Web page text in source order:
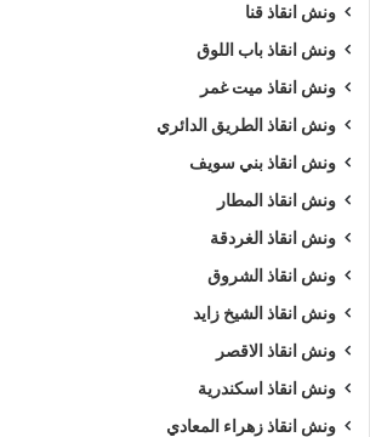
ونش انقاذ قنا
ونش انقاذ باب اللوق
ونش انقاذ ميت غمر
ونش انقاذ الطريق الدائري
ونش انقاذ بني سويف
ونش انقاذ المطار
ونش انقاذ الغردقة
ونش انقاذ الشروق
ونش انقاذ الشيخ زايد
ونش انقاذ الاقصر
ونش انقاذ اسكندرية
ونش انقاذ زهراء المعادي